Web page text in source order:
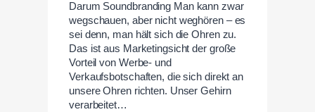
Darum Soundbranding Man kann zwar
wegschauen, aber nicht weghören – es
sei denn, man hält sich die Ohren zu.
Das ist aus Marketingsicht der große
Vorteil von Werbe- und
Verkaufsbotschaften, die sich direkt an
unsere Ohren richten. Unser Gehirn
verarbeitet…